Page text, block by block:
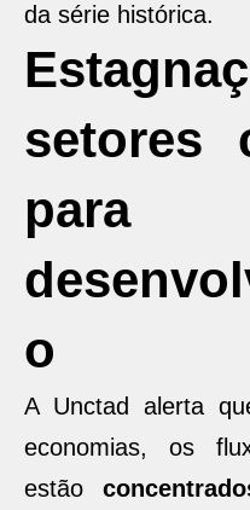
da série histórica.
setores
o
A Unctad alerta
economias, os
estão